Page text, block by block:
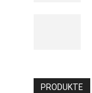
PRODUKTE